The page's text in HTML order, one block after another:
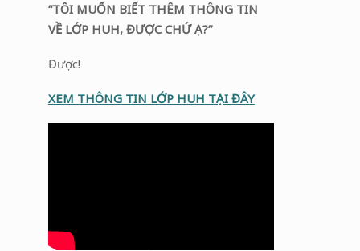
“TÔI MUỐN BIẾT THÊM THÔNG TIN
VỀ LỚP HUH, ĐƯỢC CHỨ Ạ?”
Được!
XEM THÔNG TIN LỚP HUH TẠI ĐÂY